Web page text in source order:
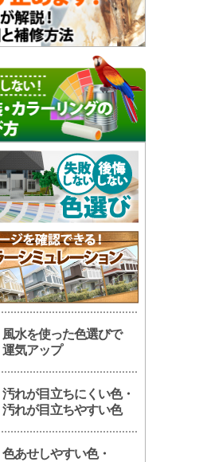
風水を使った色選びで
運気アップ
汚れが目立ちにくい色・
汚れが目立ちやすい色
色あせしやすい色・